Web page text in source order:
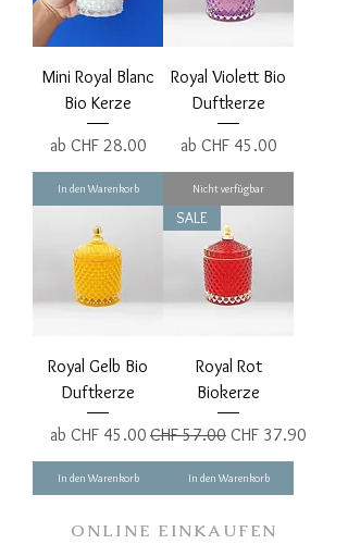
Mini Royal Blanc
Bio Kerze
ab CHF 28.00
Sale-Preis
In den Warenkorb
Royal Violett Bio
Duftkerze
ab CHF 45.00
Sale-Preis
Nicht verfügbar
Royal Gelb Bio
Duftkerze
ab CHF 45.00
Sale-Preis
In den Warenkorb
SALE
Royal Rot
Biokerze
Standardpreis
CHF 57.00 Sale-Preis
CHF 37.90
In den Warenkorb
ONLINE EINKAUFEN